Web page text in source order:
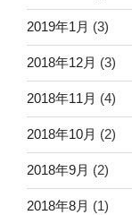
2019年1月 (3)
2018年12月 (3)
2018年11月 (4)
2018年10月 (2)
2018年9月 (2)
2018年8月 (1)